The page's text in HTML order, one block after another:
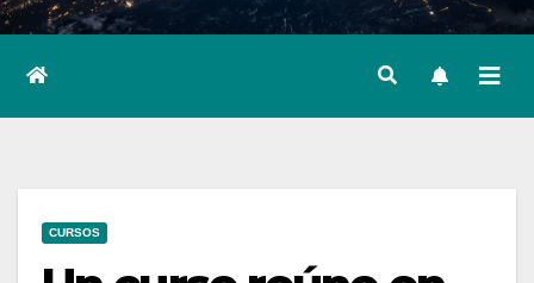
CURSOS